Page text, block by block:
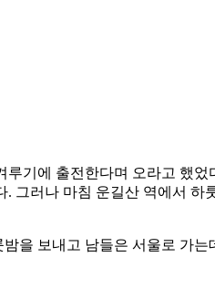
루기에 출전한다며 오라고 했
그러나 마침 운길산 역에서
을 보내고 남들은 서울로 가